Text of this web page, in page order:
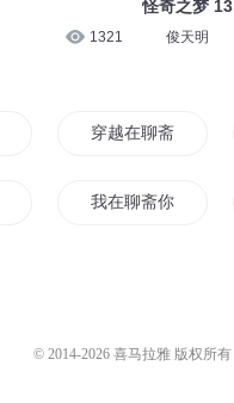
1321
怪奇之梦 13
俊天明
穿越在聊斋的世界里
恋 我在聊斋你在西游
© 2014-2026 喜马拉雅 版权所有